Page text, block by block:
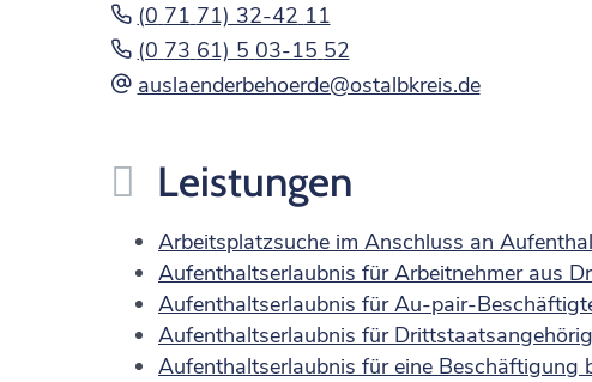
(0 71 71) 32-42 11
(0 73 61) 5 03-15 52
auslaenderbehoerde@ostalbkreis.de
Leistungen
Arbeitsplatzsuche im Anschluss an
Aufenthaltserlaubnis für Arbeitnehmer aus
Aufenthaltserlaubnis für Au-pair-
Aufenthaltserlaubnis für
Aufenthaltserlaubnis für eine Beschäftigung